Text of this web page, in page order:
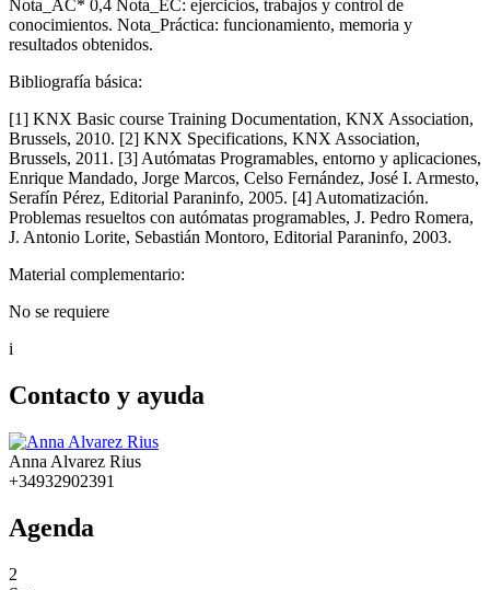
Nota_AC* 0,4 Nota_EC: ejercicios, trabajos y control de
conocimientos. Nota_Práctica: funcionamiento, memoria y
resultados obtenidos.
Bibliografía básica:
[1] KNX Basic course Training Documentation, KNX Association,
Brussels, 2010. [2] KNX Specifications, KNX Association,
Brussels, 2011. [3] Autómatas Programables, entorno y aplicaciones,
Enrique Mandado, Jorge Marcos, Celso Fernández, José I. Armesto,
Serafín Pérez, Editorial Paraninfo, 2005. [4] Automatización.
Problemas resueltos con autómatas programables, J. Pedro Romera,
J. Antonio Lorite, Sebastián Montoro, Editorial Paraninfo, 2003.
Material complementario:
No se requiere
i
Contacto y ayuda
Anna Alvarez Rius
+34932902391
Agenda
2